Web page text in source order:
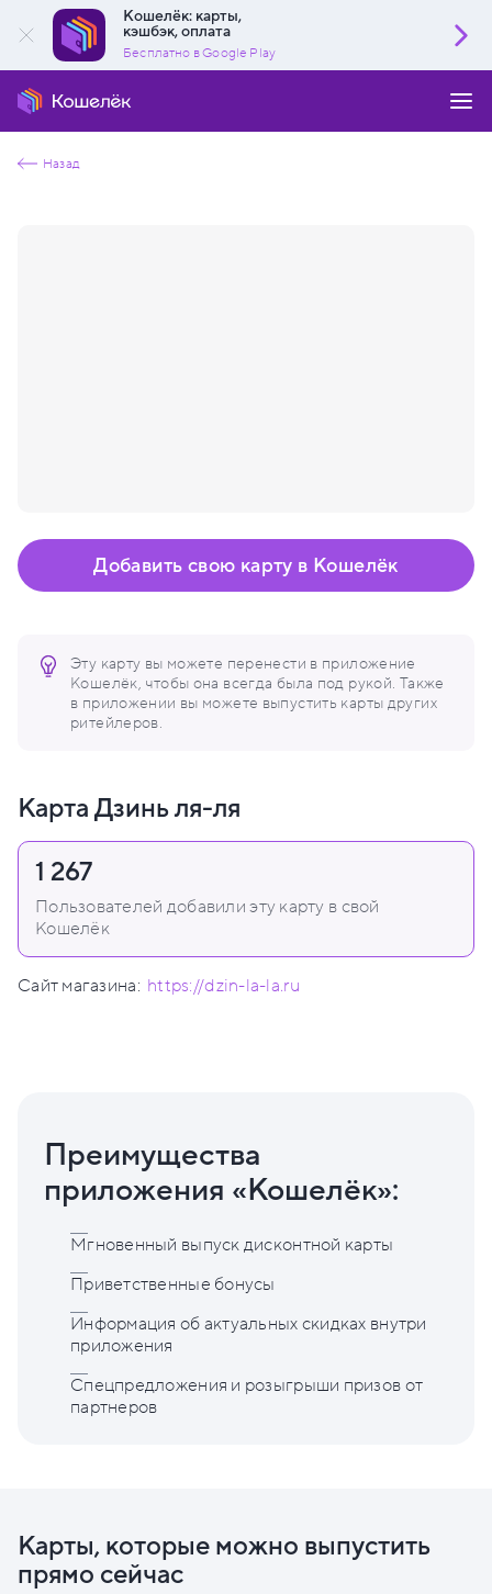
Кошелёк: карты,
кэшбэк, оплата
Бесплатно в Google Play
Назад
Эту карту вы можете перенести в приложение
Кошелёк, чтобы она всегда была под рукой. Также
в приложении вы можете выпустить карты других
ритейлеров.
Добавить свою карту в Кошелёк
Карта Дзинь ля-ля
1 267
Пользователей добавили эту карту в свой
Кошелёк
Сайт магазина: https://dzin-la-la.ru
Преимущества
приложения «Кошелёк»:
Мгновенный выпуск дисконтной карты
Приветственные бонусы
Информация об актуальных скидках внутри
приложения
Спецпредложения и розыгрыши призов от
партнеров
Карты, которые можно выпустить
прямо сейчас